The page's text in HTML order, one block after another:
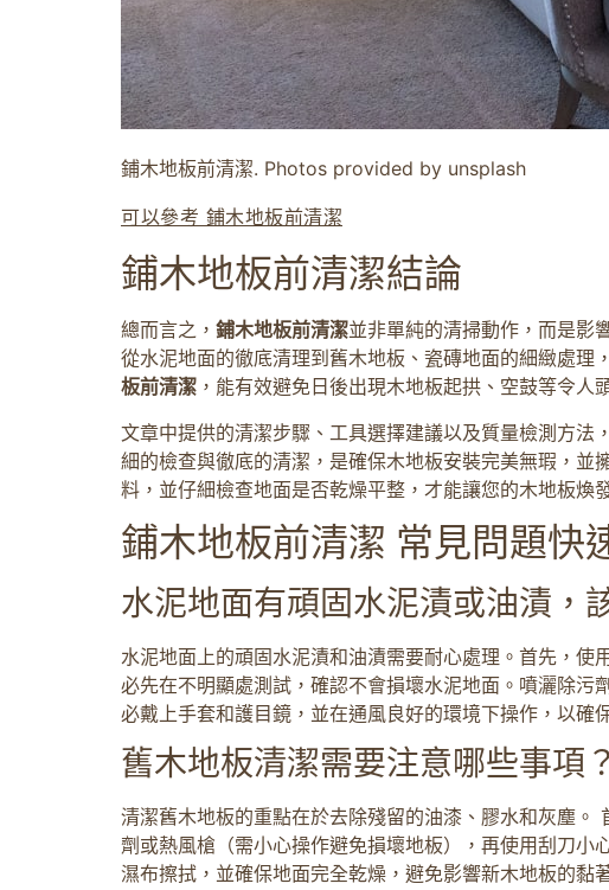
鋪木地板前清潔. Photos provided by unsplash
可以參考 鋪木地板前清潔
鋪木地板前清潔結論
總而言之， 鋪木地板前清潔並非單純的清掃動作，而是影
從水泥地面的徹底清理到舊木地板、瓷磚地面的細緻處
板前清潔 ，能有效避免日後出現木地板起拱、空鼓等令人
文章中提供的清潔步驟、工具選擇建議以及質量檢測方法
細的檢查與徹底的清潔，是確保木地板安裝完美無瑕，
料，並仔細檢查地面是否乾燥平整，才能讓您的木地板煥
鋪木地板前清潔 常見問題快
水泥地面有頑固水泥漬或油漬，
水泥地面上的頑固水泥漬和油漬需要耐心處理。首先，
必先在不明顯處測試，確認不會損壞水泥地面。噴灑除
必戴上手套和護目鏡，並在通風良好的環境下操作，以確
舊木地板清潔需要注意哪些事項？
清潔舊木地板的重點在於去除殘留的油漆、膠水和灰塵
劑或熱風槍（需小心操作避免損壞地板），再使用刮刀
濕布擦拭，並確保地面完全乾燥，避免影響新木地板的黏